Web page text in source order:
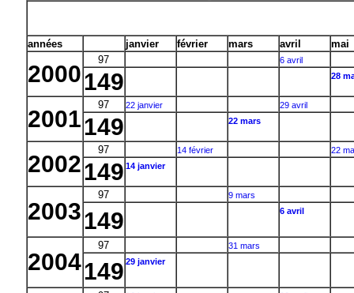
années janvier février mars avril mai
2000
97 6 avril
149 28
2001
97 22 janvier 29 avril
149 22 mars
2002
97 14 février 22
149 14 janvier
2003
97 9 mars
149 6 avril
2004
97 31 mars
149 29 janvier